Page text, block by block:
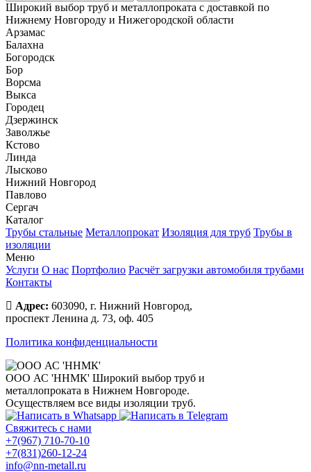
Широкий выбор труб и металлопроката с доставкой по
Нижнему Новгороду и Нижегородской области
Арзамас
Балахна
Богородск
Бор
Ворсма
Выкса
Городец
Дзержинск
Заволжье
Кстово
Линда
Лысково
Нижний Новгород
Павлово
Сергач
Каталог
Трубы стальные Металлопрокат Изоляция для труб Трубы в
изоляции
Меню
Услуги О нас Портфолио Расчёт загрузки автомобиля трубами
Контакты
Адрес: 603090, г. Нижний Новгород,
проспект Ленина д. 73, оф. 405
Политика конфиденциальности
ООО АС 'ННМК' Широкий выбор труб и
металлопроката в Нижнем Новгороде.
Осуществляем все виды изоляции труб.
Свяжитесь с нами
+7(967) 710-70-10
+7(831)260-12-24
info@nn-metall.ru